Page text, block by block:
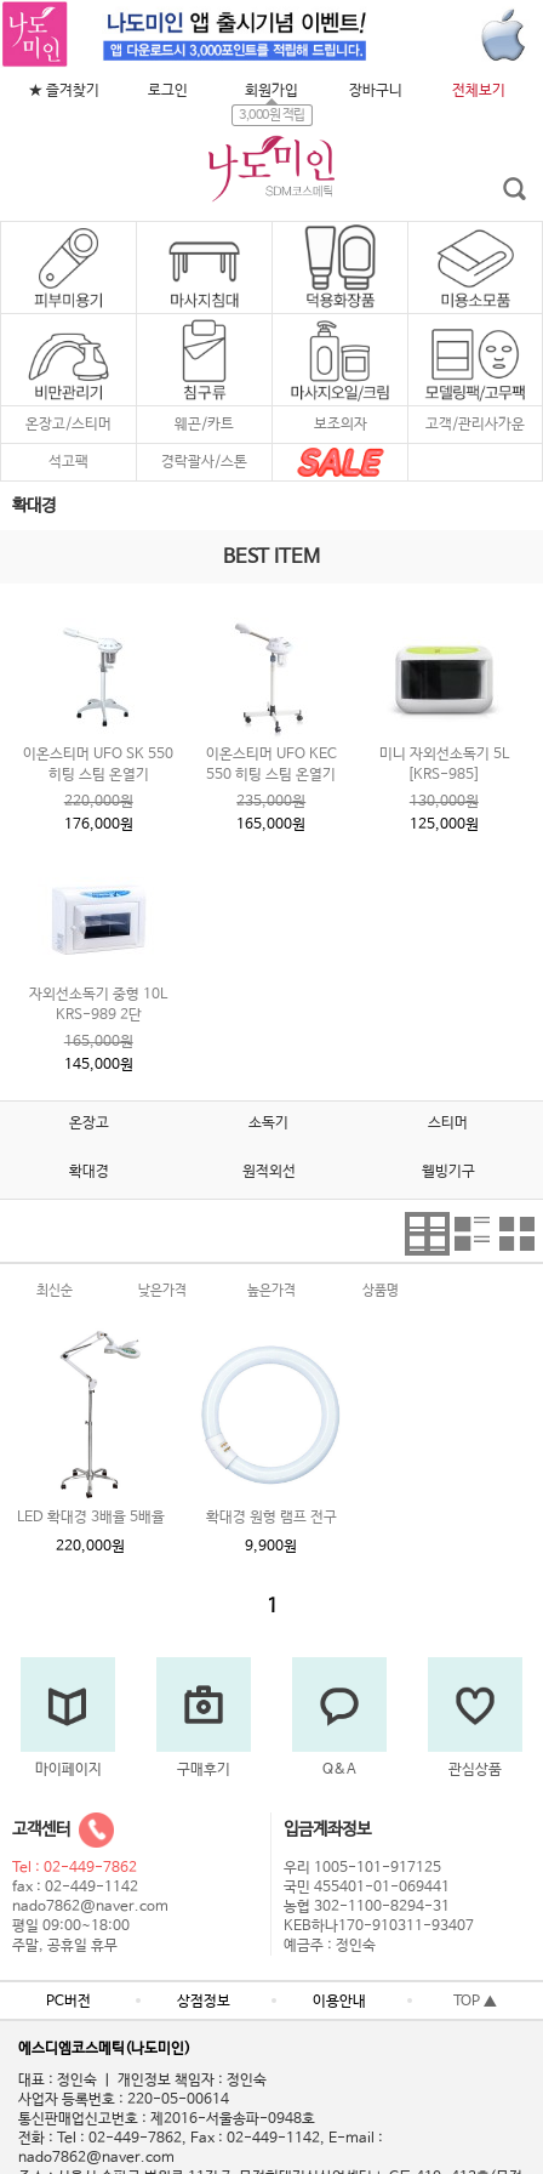
★ 즐겨찾기 로그인 회원가입
3,000원 적립
장바구니 전체보기
온장고/스티머 웨곤/카트 보조의자 고객/관리사가운
석고팩 경락괄사/스톤
확대경
BEST ITEM
이온스티머 UFO SK 550
히팅 스팀 온열기
220,000원
176,000원
이온스티머 UFO KEC
550 히팅 스팀 온열기
235,000원
165,000원
미니 자외선소독기 5L
[KRS-985]
130,000원
125,000원
자외선소독기 중형 10L
KRS-989 2단
165,000원
145,000원
온장고 소독기 스티머
확대경 원적외선 웰빙기구
최신순 낮은가격 높은가격 상품명
LED 확대경 3배율 5배율
220,000원
확대경 원형 램프 전구
9,900원
1
마이페이지 구매후기 Q&A 관심상품
고객센터
Tel : 02-449-7862
fax : 02-449-1142
nado7862@naver.com
평일 09:00~18:00
주말, 공휴일 휴무
입금계좌정보
우리 1005-101-917125
국민 455401-01-069441
농협 302-1100-8294-31
KEB하나170-910311-93407
예금주 : 정인숙
PC버전 상점정보 이용안내 TOP ▲
에스디엠코스메틱(나도미인)
대표 : 정인숙 ㅣ 개인정보 책임자 : 정인숙
사업자 등록번호 : 220-05-00614
통신판매업신고번호 : 제2016-서울송파-0948호
전화 : Tel : 02-449-7862, Fax : 02-449-1142, E-mail :
nado7862@naver.com